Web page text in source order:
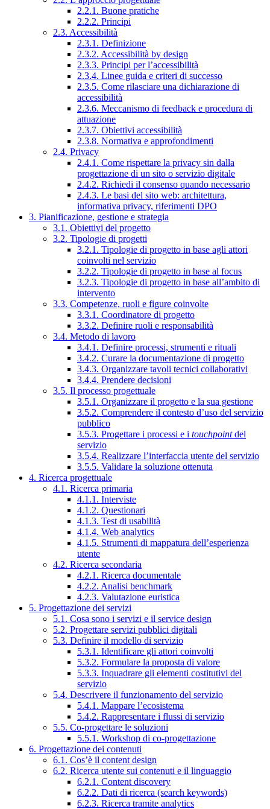
2.2.1. Buone pratiche
2.2.2. Principi
2.3. Accessibilità
2.3.1. Definizione
2.3.2. Accessibilità by design
2.3.3. Principi per l’accessibilità
2.3.4. Linee guida e criteri di successo
2.3.5. Come rilasciare una dichiarazione di
accessibilità
2.3.6. Meccanismo di feedback e procedura di
attuazione
2.3.7. Obiettivi accessibilità
2.3.8. Normativa e approfondimenti
2.4. Privacy
2.4.1. Come rispettare la privacy sin dalla
progettazione di un sito o servizio digitale
2.4.2. Richiedi il consenso quando necessario
2.4.3. Le basi del sito web: architettura,
informativa privacy, riferimenti DPO
3. Pianificazione, gestione e strategia
3.1. Obiettivi del progetto
3.2. Tipologie di progetti
3.2.1. Tipologie di progetto in base agli attori
coinvolti nel servizio
3.2.2. Tipologie di progetto in base al focus
3.2.3. Tipologie di progetto in base all’ambito di
intervento
3.3. Competenze, ruoli e figure coinvolte
3.3.1. Coordinatore di progetto
3.3.2. Definire ruoli e responsabilità
3.4. Metodo di lavoro
3.4.1. Definire processi, strumenti e rituali
3.4.2. Curare la documentazione di progetto
3.4.3. Organizzare tavoli tecnici collaborativi
3.4.4. Prendere decisioni
3.5. Il processo progettuale
3.5.1. Organizzare il progetto e la sua gestione
3.5.2. Comprendere il contesto d’uso del servizio
pubblico
3.5.3. Progettare i processi e i touchpointdel
servizio
3.5.4. Realizzare l’interfaccia utente del servizio
3.5.5. Validare la soluzione ottenuta
4. Ricerca progettuale
4.1. Ricerca primaria
4.1.1. Interviste
4.1.2. Questionari
4.1.3. Test di usabilità
4.1.4. Web analytics
4.1.5. Strumenti di mappatura dell’esperienza
utente
4.2. Ricerca secondaria
4.2.1. Ricerca documentale
4.2.2. Analisi benchmark
4.2.3. Valutazione euristica
5. Progettazione dei servizi
5.1. Cosa sono i servizi e il service design
5.2. Progettare servizi pubblici digitali
5.3. Definire il modello di servizio
5.3.1. Identificare gli attori coinvolti
5.3.2. Formulare la proposta di valore
5.3.3. Inquadrare gli elementi costitutivi del
servizio
5.4. Descrivere il funzionamento del servizio
5.4.1. Mappare l’ecosistema
5.4.2. Rappresentare i flussi di servizio
5.5. Co-progettare le soluzioni
5.5.1. Workshop di co-progettazione
6. Progettazione dei contenuti
6.1. Cos’è il content design
6.2. Ricerca utente sui contenuti e il linguaggio
6.2.1. Content discovery
6.2.2. Dati di ricerca (search keywords)
6.2.3. Ricerca tramite analytics